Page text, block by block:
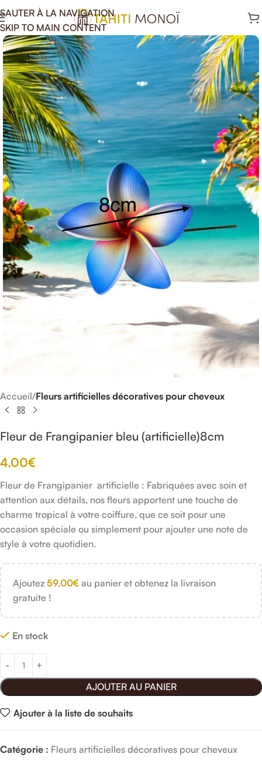
SAUTER À LA NAVIGATION
SKIP TO MAIN CONTENT
Accueil Fleurs artificielles décoratives pour cheveux
Fleur de Frangipanier bleu (artificielle)8cm
4,00€
Fleur de Frangipanier artificielle : Fabriquées avec soin et
attention aux détails, nos fleurs apportent une touche de
charme tropical à votre coiffure, que ce soit pour une
occasion spéciale ou simplement pour ajouter une note de
style à votre quotidien.
Ajoutez 59,00€ au panier et obtenez la livraison
gratuite !
En stock
AJOUTER AU PANIER
Ajouter à la liste de souhaits
Catégorie : Fleurs artificielles décoratives pour cheveux